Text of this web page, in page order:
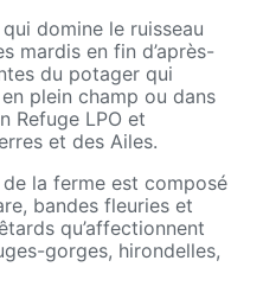
domine le ruisseau
mardis en fin d’après-
du potager qui
plein champ ou dans
Refuge LPO et
et des Ailes.
la ferme est composé
bandes fleuries et
qu’affectionnent
gorges, hirondelles,